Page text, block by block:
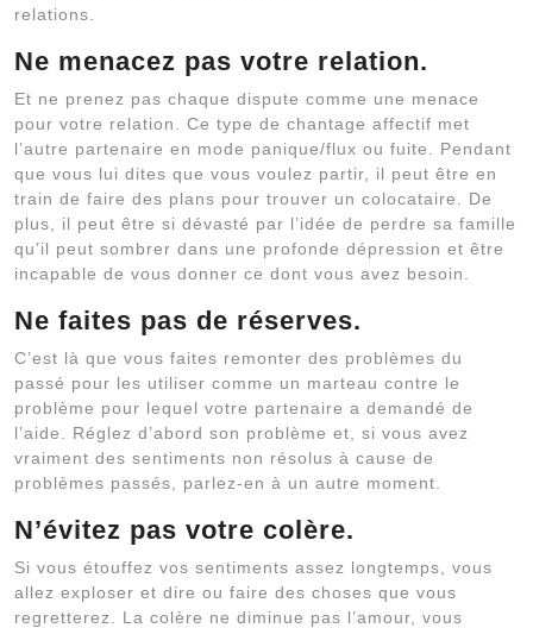
relations.
Ne menacez pas votre relation.
Et ne prenez pas chaque dispute comme une menace
pour votre relation. Ce type de chantage affectif met
l’autre partenaire en mode panique/flux ou fuite. Pendant
que vous lui dites que vous voulez partir, il peut être en
train de faire des plans pour trouver un colocataire. De
plus, il peut être si dévasté par l’idée de perdre sa famille
qu’il peut sombrer dans une profonde dépression et être
incapable de vous donner ce dont vous avez besoin.
Ne faites pas de réserves.
C’est là que vous faites remonter des problèmes du
passé pour les utiliser comme un marteau contre le
problème pour lequel votre partenaire a demandé de
l’aide. Réglez d’abord son problème et, si vous avez
vraiment des sentiments non résolus à cause de
problèmes passés, parlez-en à un autre moment.
N’évitez pas votre colère.
Si vous étouffez vos sentiments assez longtemps, vous
allez exploser et dire ou faire des choses que vous
regretterez. La colère ne diminue pas l’amour, vous